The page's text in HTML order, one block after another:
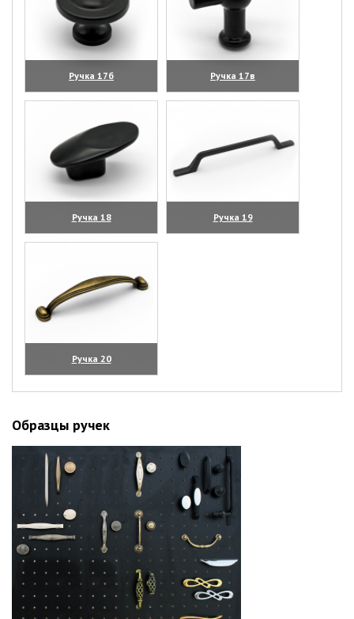
Ручка 17б
(увеличить)
Ручка 17в
(увеличить)
Ручка 18
(увеличить)
Ручка 19
(увеличить)
Ручка 20
(увеличить)
Образцы ручек